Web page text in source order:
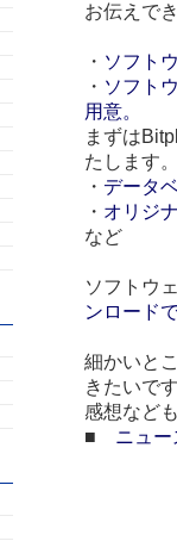
お伝えで
・ ソフト
・ ソフト
用意。
まずは
たします
・ データ
・ オリジ
など
ソフトウ
ンロード
細かいと
きたいで
感想など
■ ニュ